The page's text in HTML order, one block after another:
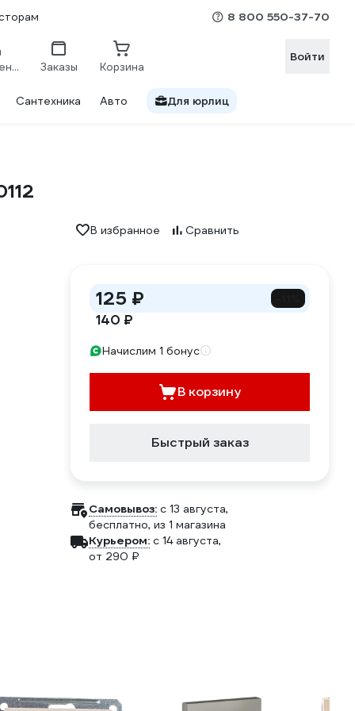
8 800 550-37-70
Сравнение Заказы Корзина
Войти
Сантехника Авто Для юрлиц
В избранное Сравнить
125 ₽
140 ₽
Начислим 1 бонус
В корзину
Быстрый заказ
Самовывоз: c 13 августа,
бесплатно, из 1 магазина
Курьером: c 14 августа,
от 290 ₽